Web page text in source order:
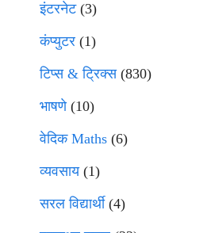
इंटरनेट(3)
कंप्युटर (1)
टिप्स & ट्रिक्स(830)
भाषणे(10)
वेदिक Maths (6)
व्यवसाय(1)
सरल विद्यार्थी(4)